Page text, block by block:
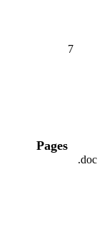
Pages
7
.doc